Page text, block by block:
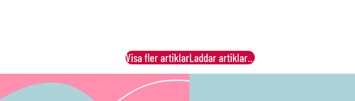
Visa fler artiklarLaddar artiklar…